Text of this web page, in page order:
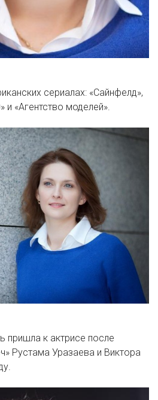
сериалах: «Сайнфелд»,
и «Агентство моделей».
пришла к актрисе после
Рустама Уразаева и Виктора